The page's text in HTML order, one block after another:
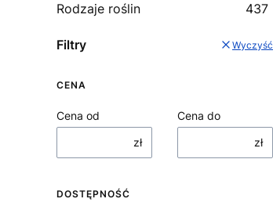
Rodzaje roślin
437
Filtry Wyczyść
CENA
Cena od
zł
Cena do
zł
DOSTĘPNOŚĆ